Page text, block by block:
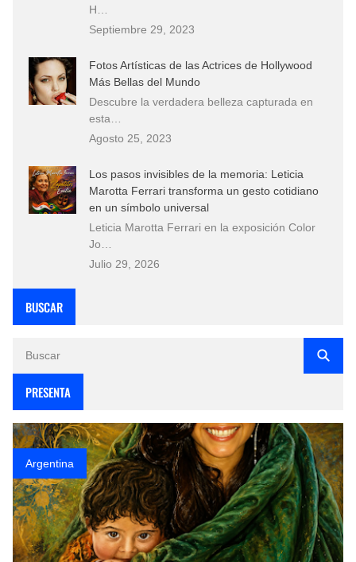
H…
Septiembre 29, 2023
Fotos Artísticas de las Actrices de Hollywood
Más Bellas del Mundo
Descubre la verdadera belleza capturada en
esta…
Agosto 25, 2023
Los pasos invisibles de la memoria: Leticia
Marotta Ferrari transforma un gesto cotidiano
en un símbolo universal
Leticia Marotta Ferrari en la exposición Color
Jo…
Julio 29, 2026
BUSCAR
PRESENTA
Argentina